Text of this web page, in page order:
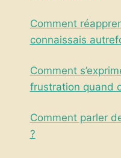
Comment
connaissais
Comment
frustration quand
Comment parler
?